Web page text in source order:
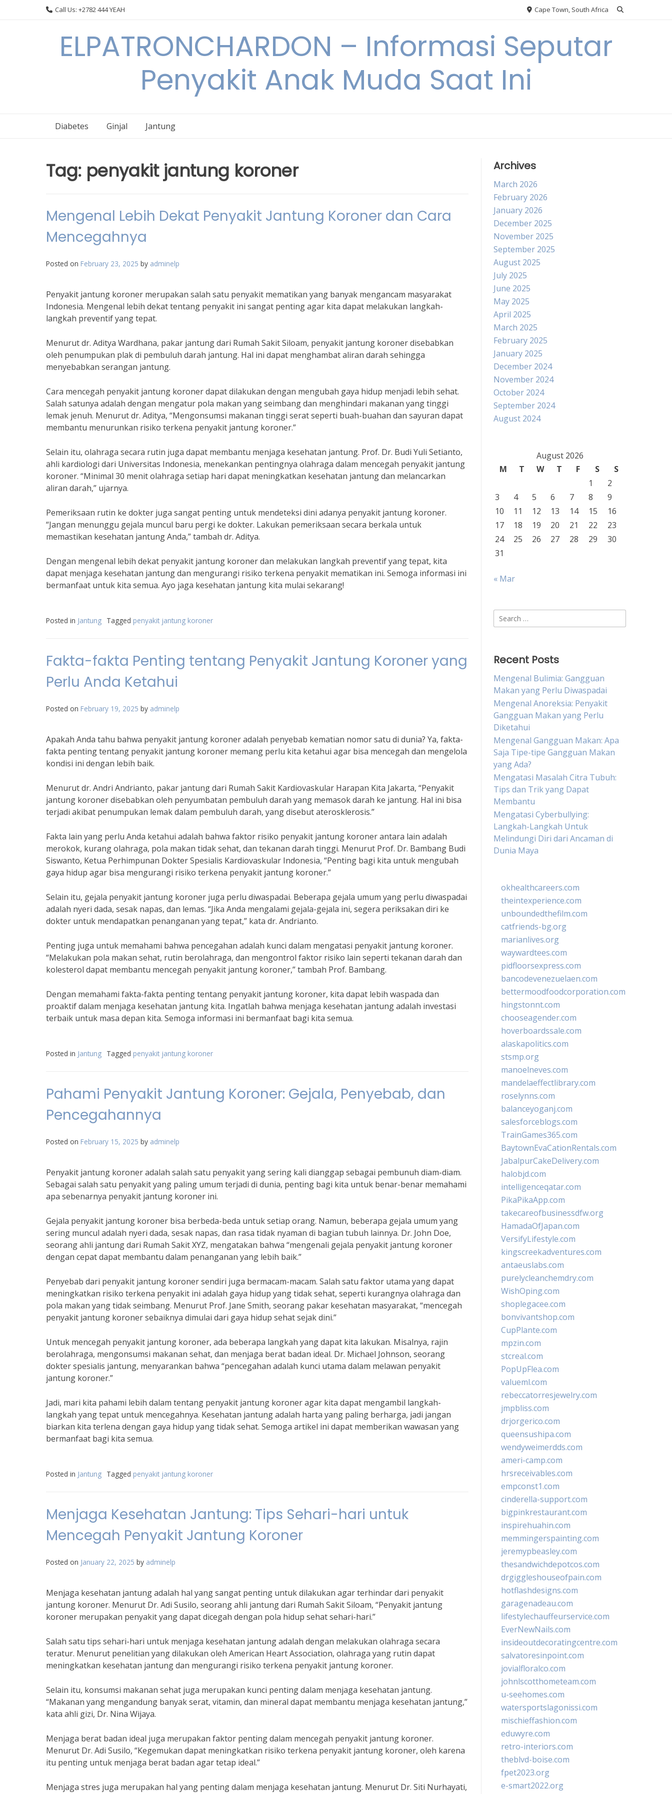
Call Us: +2782 444 YEAH Cape Town, South Africa
ELPATRONCHARDON – Informasi Seputar
Penyakit Anak Muda Saat Ini
Diabetes Ginjal Jantung
Tag: penyakit jantung koroner
Mengenal Lebih Dekat Penyakit Jantung Koroner dan Cara
Mencegahnya
Posted on February 23, 2025 by adminelp
Penyakit jantung koroner merupakan salah satu penyakit mematikan yang banyak mengancam masyarakat
Indonesia. Mengenal lebih dekat tentang penyakit ini sangat penting agar kita dapat melakukan langkah-
langkah preventif yang tepat.
Menurut dr. Aditya Wardhana, pakar jantung dari Rumah Sakit Siloam, penyakit jantung koroner disebabkan
oleh penumpukan plak di pembuluh darah jantung. Hal ini dapat menghambat aliran darah sehingga
menyebabkan serangan jantung.
Cara mencegah penyakit jantung koroner dapat dilakukan dengan mengubah gaya hidup menjadi lebih sehat.
Salah satunya adalah dengan mengatur pola makan yang seimbang dan menghindari makanan yang tinggi
lemak jenuh. Menurut dr. Aditya, “Mengonsumsi makanan tinggi serat seperti buah-buahan dan sayuran dapat
membantu menurunkan risiko terkena penyakit jantung koroner.”
Selain itu, olahraga secara rutin juga dapat membantu menjaga kesehatan jantung. Prof. Dr. Budi Yuli Setianto,
ahli kardiologi dari Universitas Indonesia, menekankan pentingnya olahraga dalam mencegah penyakit jantung
koroner. “Minimal 30 menit olahraga setiap hari dapat meningkatkan kesehatan jantung dan melancarkan
aliran darah,” ujarnya.
Pemeriksaan rutin ke dokter juga sangat penting untuk mendeteksi dini adanya penyakit jantung koroner.
“Jangan menunggu gejala muncul baru pergi ke dokter. Lakukan pemeriksaan secara berkala untuk
memastikan kesehatan jantung Anda,” tambah dr. Aditya.
Dengan mengenal lebih dekat penyakit jantung koroner dan melakukan langkah preventif yang tepat, kita
dapat menjaga kesehatan jantung dan mengurangi risiko terkena penyakit mematikan ini. Semoga informasi ini
bermanfaat untuk kita semua. Ayo jaga kesehatan jantung kita mulai sekarang!
Posted in Jantung Tagged penyakit jantung koroner
Fakta-fakta Penting tentang Penyakit Jantung Koroner yang
Perlu Anda Ketahui
Posted on February 19, 2025 by adminelp
Apakah Anda tahu bahwa penyakit jantung koroner adalah penyebab kematian nomor satu di dunia? Ya, fakta-
fakta penting tentang penyakit jantung koroner memang perlu kita ketahui agar bisa mencegah dan mengelola
kondisi ini dengan lebih baik.
Menurut dr. Andri Andrianto, pakar jantung dari Rumah Sakit Kardiovaskular Harapan Kita Jakarta, “Penyakit
jantung koroner disebabkan oleh penyumbatan pembuluh darah yang memasok darah ke jantung. Hal ini bisa
terjadi akibat penumpukan lemak dalam pembuluh darah, yang disebut aterosklerosis.”
Fakta lain yang perlu Anda ketahui adalah bahwa faktor risiko penyakit jantung koroner antara lain adalah
merokok, kurang olahraga, pola makan tidak sehat, dan tekanan darah tinggi. Menurut Prof. Dr. Bambang Budi
Siswanto, Ketua Perhimpunan Dokter Spesialis Kardiovaskular Indonesia, “Penting bagi kita untuk mengubah
gaya hidup agar bisa mengurangi risiko terkena penyakit jantung koroner.”
Selain itu, gejala penyakit jantung koroner juga perlu diwaspadai. Beberapa gejala umum yang perlu diwaspadai
adalah nyeri dada, sesak napas, dan lemas. “Jika Anda mengalami gejala-gejala ini, segera periksakan diri ke
dokter untuk mendapatkan penanganan yang tepat,” kata dr. Andrianto.
Penting juga untuk memahami bahwa pencegahan adalah kunci dalam mengatasi penyakit jantung koroner.
“Melakukan pola makan sehat, rutin berolahraga, dan mengontrol faktor risiko lain seperti tekanan darah dan
kolesterol dapat membantu mencegah penyakit jantung koroner,” tambah Prof. Bambang.
Dengan memahami fakta-fakta penting tentang penyakit jantung koroner, kita dapat lebih waspada dan
proaktif dalam menjaga kesehatan jantung kita. Ingatlah bahwa menjaga kesehatan jantung adalah investasi
terbaik untuk masa depan kita. Semoga informasi ini bermanfaat bagi kita semua.
Posted in Jantung Tagged penyakit jantung koroner
Pahami Penyakit Jantung Koroner: Gejala, Penyebab, dan
Pencegahannya
Posted on February 15, 2025 by adminelp
Penyakit jantung koroner adalah salah satu penyakit yang sering kali dianggap sebagai pembunuh diam-diam.
Sebagai salah satu penyakit yang paling umum terjadi di dunia, penting bagi kita untuk benar-benar memahami
apa sebenarnya penyakit jantung koroner ini.
Gejala penyakit jantung koroner bisa berbeda-beda untuk setiap orang. Namun, beberapa gejala umum yang
sering muncul adalah nyeri dada, sesak napas, dan rasa tidak nyaman di bagian tubuh lainnya. Dr. John Doe,
seorang ahli jantung dari Rumah Sakit XYZ, mengatakan bahwa “mengenali gejala penyakit jantung koroner
dengan cepat dapat membantu dalam penanganan yang lebih baik.”
Penyebab dari penyakit jantung koroner sendiri juga bermacam-macam. Salah satu faktor utama yang dapat
meningkatkan risiko terkena penyakit ini adalah gaya hidup yang tidak sehat, seperti kurangnya olahraga dan
pola makan yang tidak seimbang. Menurut Prof. Jane Smith, seorang pakar kesehatan masyarakat, “mencegah
penyakit jantung koroner sebaiknya dimulai dari gaya hidup sehat sejak dini.”
Untuk mencegah penyakit jantung koroner, ada beberapa langkah yang dapat kita lakukan. Misalnya, rajin
berolahraga, mengonsumsi makanan sehat, dan menjaga berat badan ideal. Dr. Michael Johnson, seorang
dokter spesialis jantung, menyarankan bahwa “pencegahan adalah kunci utama dalam melawan penyakit
jantung koroner.”
Jadi, mari kita pahami lebih dalam tentang penyakit jantung koroner agar kita dapat mengambil langkah-
langkah yang tepat untuk mencegahnya. Kesehatan jantung adalah harta yang paling berharga, jadi jangan
biarkan kita terlena dengan gaya hidup yang tidak sehat. Semoga artikel ini dapat memberikan wawasan yang
bermanfaat bagi kita semua.
Posted in Jantung Tagged penyakit jantung koroner
Menjaga Kesehatan Jantung: Tips Sehari-hari untuk
Mencegah Penyakit Jantung Koroner
Posted on January 22, 2025 by adminelp
Menjaga kesehatan jantung adalah hal yang sangat penting untuk dilakukan agar terhindar dari penyakit
jantung koroner. Menurut Dr. Adi Susilo, seorang ahli jantung dari Rumah Sakit Siloam, “Penyakit jantung
koroner merupakan penyakit yang dapat dicegah dengan pola hidup sehat sehari-hari.”
Salah satu tips sehari-hari untuk menjaga kesehatan jantung adalah dengan melakukan olahraga secara
teratur. Menurut penelitian yang dilakukan oleh American Heart Association, olahraga yang rutin dapat
meningkatkan kesehatan jantung dan mengurangi risiko terkena penyakit jantung koroner.
Selain itu, konsumsi makanan sehat juga merupakan kunci penting dalam menjaga kesehatan jantung.
“Makanan yang mengandung banyak serat, vitamin, dan mineral dapat membantu menjaga kesehatan jantung,”
kata ahli gizi, Dr. Nina Wijaya.
Menjaga berat badan ideal juga merupakan faktor penting dalam mencegah penyakit jantung koroner.
Menurut Dr. Adi Susilo, “Kegemukan dapat meningkatkan risiko terkena penyakit jantung koroner, oleh karena
itu penting untuk menjaga berat badan agar tetap ideal.”
Menjaga stres juga merupakan hal yang penting dalam menjaga kesehatan jantung. Menurut Dr. Siti Nurhayati,
Archives
March 2026
February 2026
January 2026
December 2025
November 2025
September 2025
August 2025
July 2025
June 2025
May 2025
April 2025
March 2025
February 2025
January 2025
December 2024
November 2024
October 2024
September 2024
August 2024
August 2026
M
T W T F S
S
1
2
3
4 5 6 7 8
9
10
11 12 13 14 15
16
17
18 19 20 21 22
23
24
25 26 27 28 29
30
31
« Mar
Search
for:
Recent Posts
Mengenal Bulimia: Gangguan
Makan yang Perlu Diwaspadai
Mengenal Anoreksia: Penyakit
Gangguan Makan yang Perlu
Diketahui
Mengenal Gangguan Makan: Apa
Saja Tipe-tipe Gangguan Makan
yang Ada?
Mengatasi Masalah Citra Tubuh:
Tips dan Trik yang Dapat
Membantu
Mengatasi Cyberbullying:
Langkah-Langkah Untuk
Melindungi Diri dari Ancaman di
Dunia Maya
okhealthcareers.com
theintexperience.com
unboundedthefilm.com
catfriends-bg.org
marianlives.org
waywardtees.com
pidfloorsexpress.com
bancodevenezuelaen.com
bettermoodfoodcorporation.com
hingstonnt.com
chooseagender.com
hoverboardssale.com
alaskapolitics.com
stsmp.org
manoelneves.com
mandelaeffectlibrary.com
roselynns.com
balanceyoganj.com
salesforceblogs.com
TrainGames365.com
BaytownEvaCationRentals.com
JabalpurCakeDelivery.com
halobjd.com
intelligenceqatar.com
PikaPikaApp.com
takecareofbusinessdfw.org
HamadaOfJapan.com
VersifyLifestyle.com
kingscreekadventures.com
antaeuslabs.com
purelycleanchemdry.com
WishOping.com
shoplegacee.com
bonvivantshop.com
CupPlante.com
mpzin.com
stcreal.com
PopUpFlea.com
valueml.com
rebeccatorresjewelry.com
jmpbliss.com
drjorgerico.com
queensushipa.com
wendyweimerdds.com
ameri-camp.com
hrsreceivables.com
empconst1.com
cinderella-support.com
bigpinkrestaurant.com
inspirehuahin.com
memmingerspainting.com
jeremypbeasley.com
thesandwichdepotcos.com
drgiggleshouseofpain.com
hotflashdesigns.com
garagenadeau.com
lifestylechauffeurservice.com
EverNewNails.com
insideoutdecoratingcentre.com
salvatoresinpoint.com
jovialfloralco.com
johnlscotthometeam.com
u-seehomes.com
watersportslagonissi.com
mischieffashion.com
eduwyre.com
retro-interiors.com
theblvd-boise.com
fpet2023.org
e-smart2022.org